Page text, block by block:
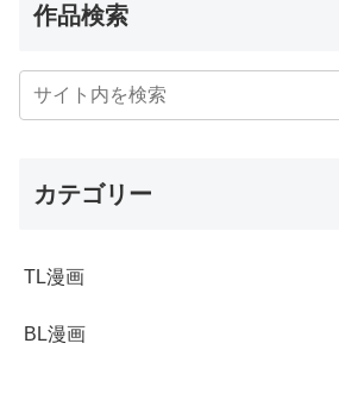
作品検索
カテゴリー
TL漫画
BL漫画